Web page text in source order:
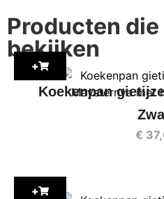
Producten
bekijken
+
Koekenpan
€
+